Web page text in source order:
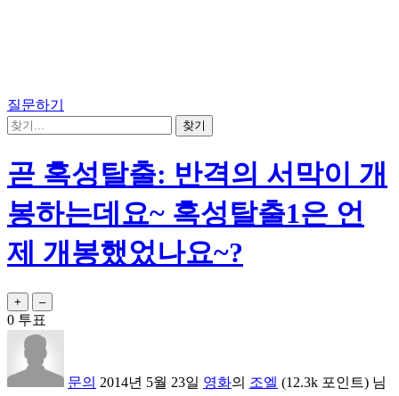
질문하기
곧 혹성탈출: 반격의 서막이 개
봉하는데요~ 혹성탈출1은 언
제 개봉했었나요~?
0 투표
문의 2014년 5월 23일 영화의 조엘 (12.3k 포인트) 님